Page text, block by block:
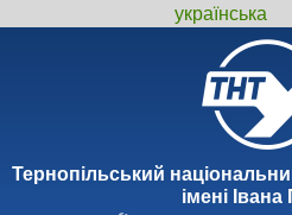
українська
Тернопiльський
iменi Iвана